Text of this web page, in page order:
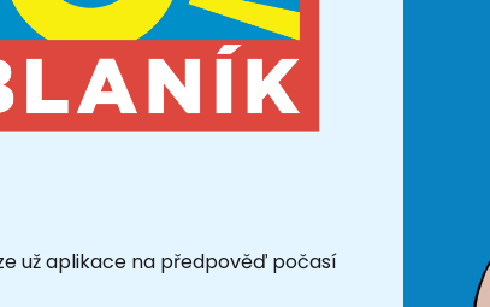
už aplikace na předpověď počasí